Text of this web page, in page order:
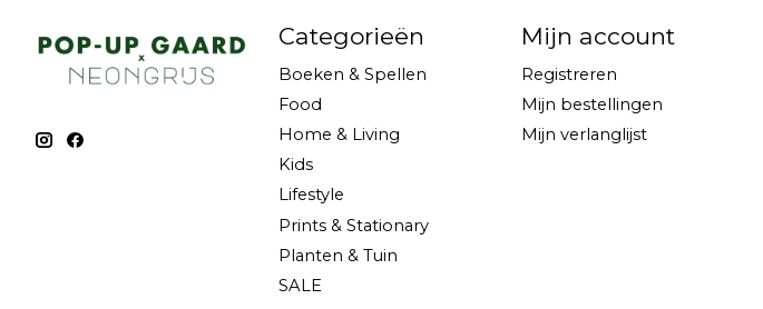
Categorieën
Boeken & Spellen
Food
Home & Living
Kids
Lifestyle
Prints & Stationary
Planten & Tuin
SALE
Mijn account
Registreren
Mijn bestellingen
Mijn verlanglijst